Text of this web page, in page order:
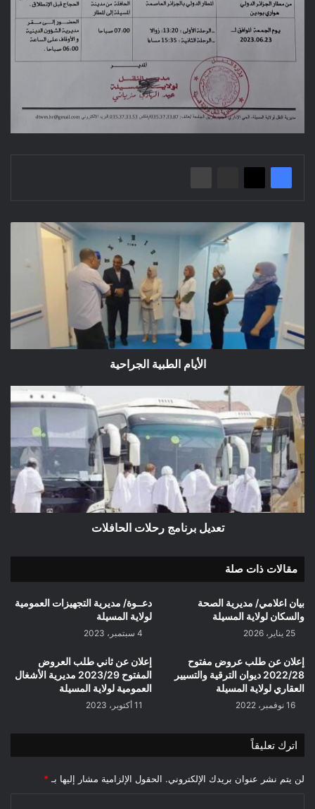
الأيام
الجراحية
الأيام الطبية الجراحية
تعديل
برنامج
رحلات
الحافلات
تعديل برنامج رحلات الحافلات
مقالات ذات صلة
بيان اعلامي/ مديرية الصحة
والسكان لولاية المسيلة
25 يناير، 2026
دعــوة/ مديرية التجهيزات العمومية
لولاية المسيلة
4 سبتمبر، 2023
إعلان عن طلب عروض مفتوح
2022/28 ديوان الترقية والتسيير
العقاري لولاية المسيلة
16 نوفمبر، 2022
إعلان عن ثاني طلب العروض
المفتوح 2023/29 مديرية الأشغال
العمومية لولاية المسيلة
11 أكتوبر، 2023
اترك تعليقاً
لن يتم نشر عنوان بريدك الإلكتروني. الحقول الإلزامية مشار إليها بـ *